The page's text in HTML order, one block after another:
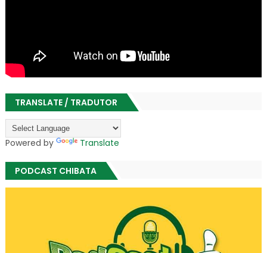
TRANSLATE / TRADUTOR
Powered by Translate
PODCAST CHIBATA